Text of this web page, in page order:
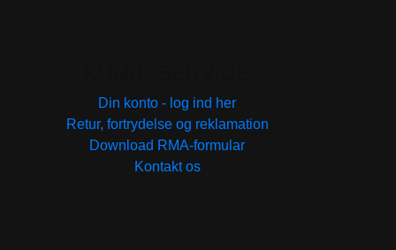
Din konto - log ind her
Retur, fortrydelse og reklamation
Download RMA-formular
Kontakt os